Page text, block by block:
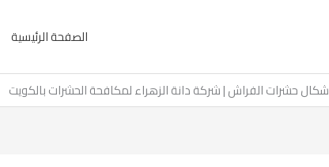
الصفحة الرئيسية
حشرات الفراش | شركة دانة الزهراء لمكافحة الحشرات بالكويت